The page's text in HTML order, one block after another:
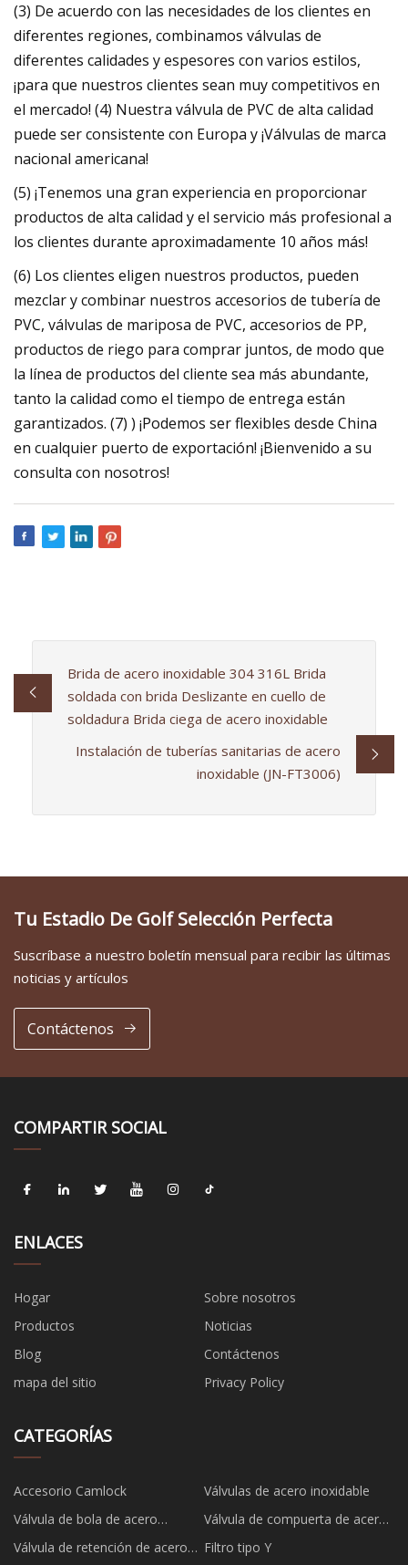
(3) De acuerdo con las necesidades de los clientes en
diferentes regiones, combinamos válvulas de
diferentes calidades y espesores con varios estilos,
¡para que nuestros clientes sean muy competitivos en
el mercado! (4) Nuestra válvula de PVC de alta calidad
puede ser consistente con Europa y ¡Válvulas de marca
nacional americana!
(5) ¡Tenemos una gran experiencia en proporcionar
productos de alta calidad y el servicio más profesional a
los clientes durante aproximadamente 10 años más!
(6) Los clientes eligen nuestros productos, pueden
mezclar y combinar nuestros accesorios de tubería de
PVC, válvulas de mariposa de PVC, accesorios de PP,
productos de riego para comprar juntos, de modo que
la línea de productos del cliente sea más abundante,
tanto la calidad como el tiempo de entrega están
garantizados. (7) ) ¡Podemos ser flexibles desde China
en cualquier puerto de exportación! ¡Bienvenido a su
consulta con nosotros!
Brida de acero inoxidable 304 316L Brida
soldada con brida Deslizante en cuello de
soldadura Brida ciega de acero inoxidable
Instalación de tuberías sanitarias de acero
inoxidable (JN-FT3006)
Tu Estadio De Golf Selección Perfecta
Suscríbase a nuestro boletín mensual para recibir las últimas
noticias y artículos
Contáctenos
COMPARTIR SOCIAL
ENLACES
Hogar
Sobre nosotros
Productos
Noticias
Blog
Contáctenos
mapa del sitio
Privacy Policy
CATEGORÍAS
Accesorio Camlock
Válvulas de acero inoxidable
Válvula de bola de acero
inoxidable
Válvula de compuerta de acero
inoxidable
Válvula de retención de acero
Filtro tipo Y